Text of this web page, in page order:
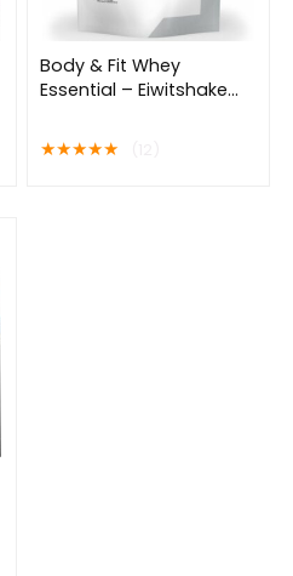
Body & Fit Whey
Essential – Eiwitshake
Proteine Poeder – Whey
Protein – 40 shakes
★★★★★